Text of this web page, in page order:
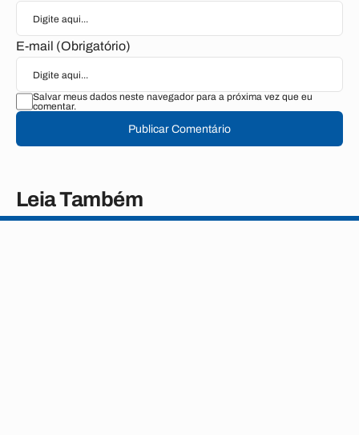
E-mail (Obrigatório)
Salvar meus dados neste navegador para a próxima vez que eu
comentar.
Publicar Comentário
Leia Também